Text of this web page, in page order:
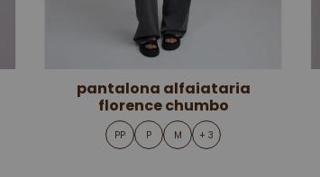
pantalona alfaiataria
florence chumbo
PP P M + 3